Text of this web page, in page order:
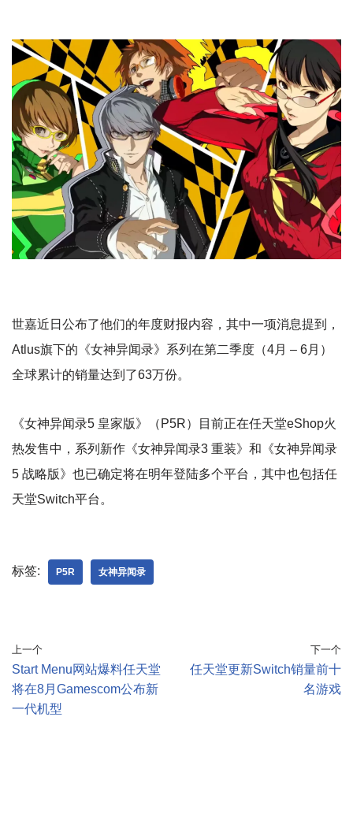
世嘉近日公布了他们的年度财报内容，其中一项消息提到，
Atlus旗下的《女神异闻录》系列在第二季度（4月 – 6月）
全球累计的销量达到了63万份。
《女神异闻录5 皇家版》（P5R）目前正在任天堂eShop火
热发售中，系列新作《女神异闻录3 重装》和《女神异闻录
5 战略版》也已确定将在明年登陆多个平台，其中也包括任
天堂Switch平台。
标签: P5R 女神异闻录
上一个
Start Menu网站爆料任天堂
将在8月Gamescom公布新
一代机型
下一个
任天堂更新Switch销量前十
名游戏